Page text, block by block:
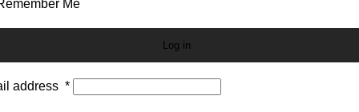
Me
Log in
address *